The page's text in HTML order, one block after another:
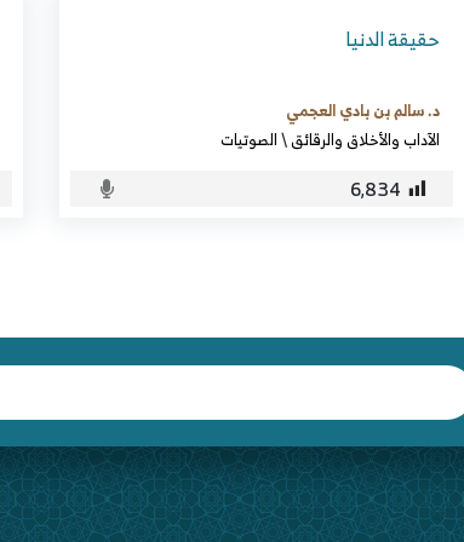
حقيقة الدنيا
د. سالم بن بادي العجمي
الآداب والأخلاق والرقائق\الصوتيات
6٬834